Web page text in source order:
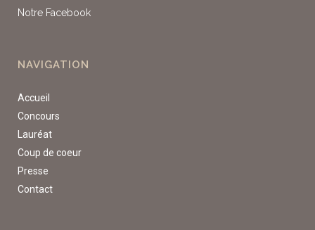
Notre Facebook
NAVIGATION
Accueil
Concours
Lauréat
Coup de coeur
Presse
Contact